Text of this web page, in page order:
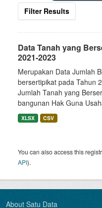
Filter Results
Data Tanah yang
2021-2023
Merupakan Data Jumlah
bersertipikat pada Tahun
Jumlah Tanah yang
bangunan Hak Guna
XLSX CSV
You can also access this
API).
About Satu Data